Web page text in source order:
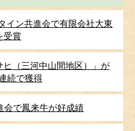
イン共進会で有限会社大東
受賞
ヒ（三河中山間地区）」が
続で獲得
会で鳳来牛が好成績